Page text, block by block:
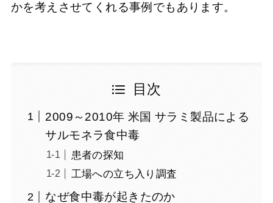
かを考えさせてくれる事例でもあります。
目次
2009～2010年 米国 サラミ製品による
サルモネラ食中毒
患者の探知
工場への立ち入り調査
なぜ食中毒が起きたのか